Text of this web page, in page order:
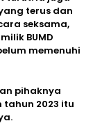
terus dan
seksama,
BUMD
memenuhi
pihaknya
2023 itu